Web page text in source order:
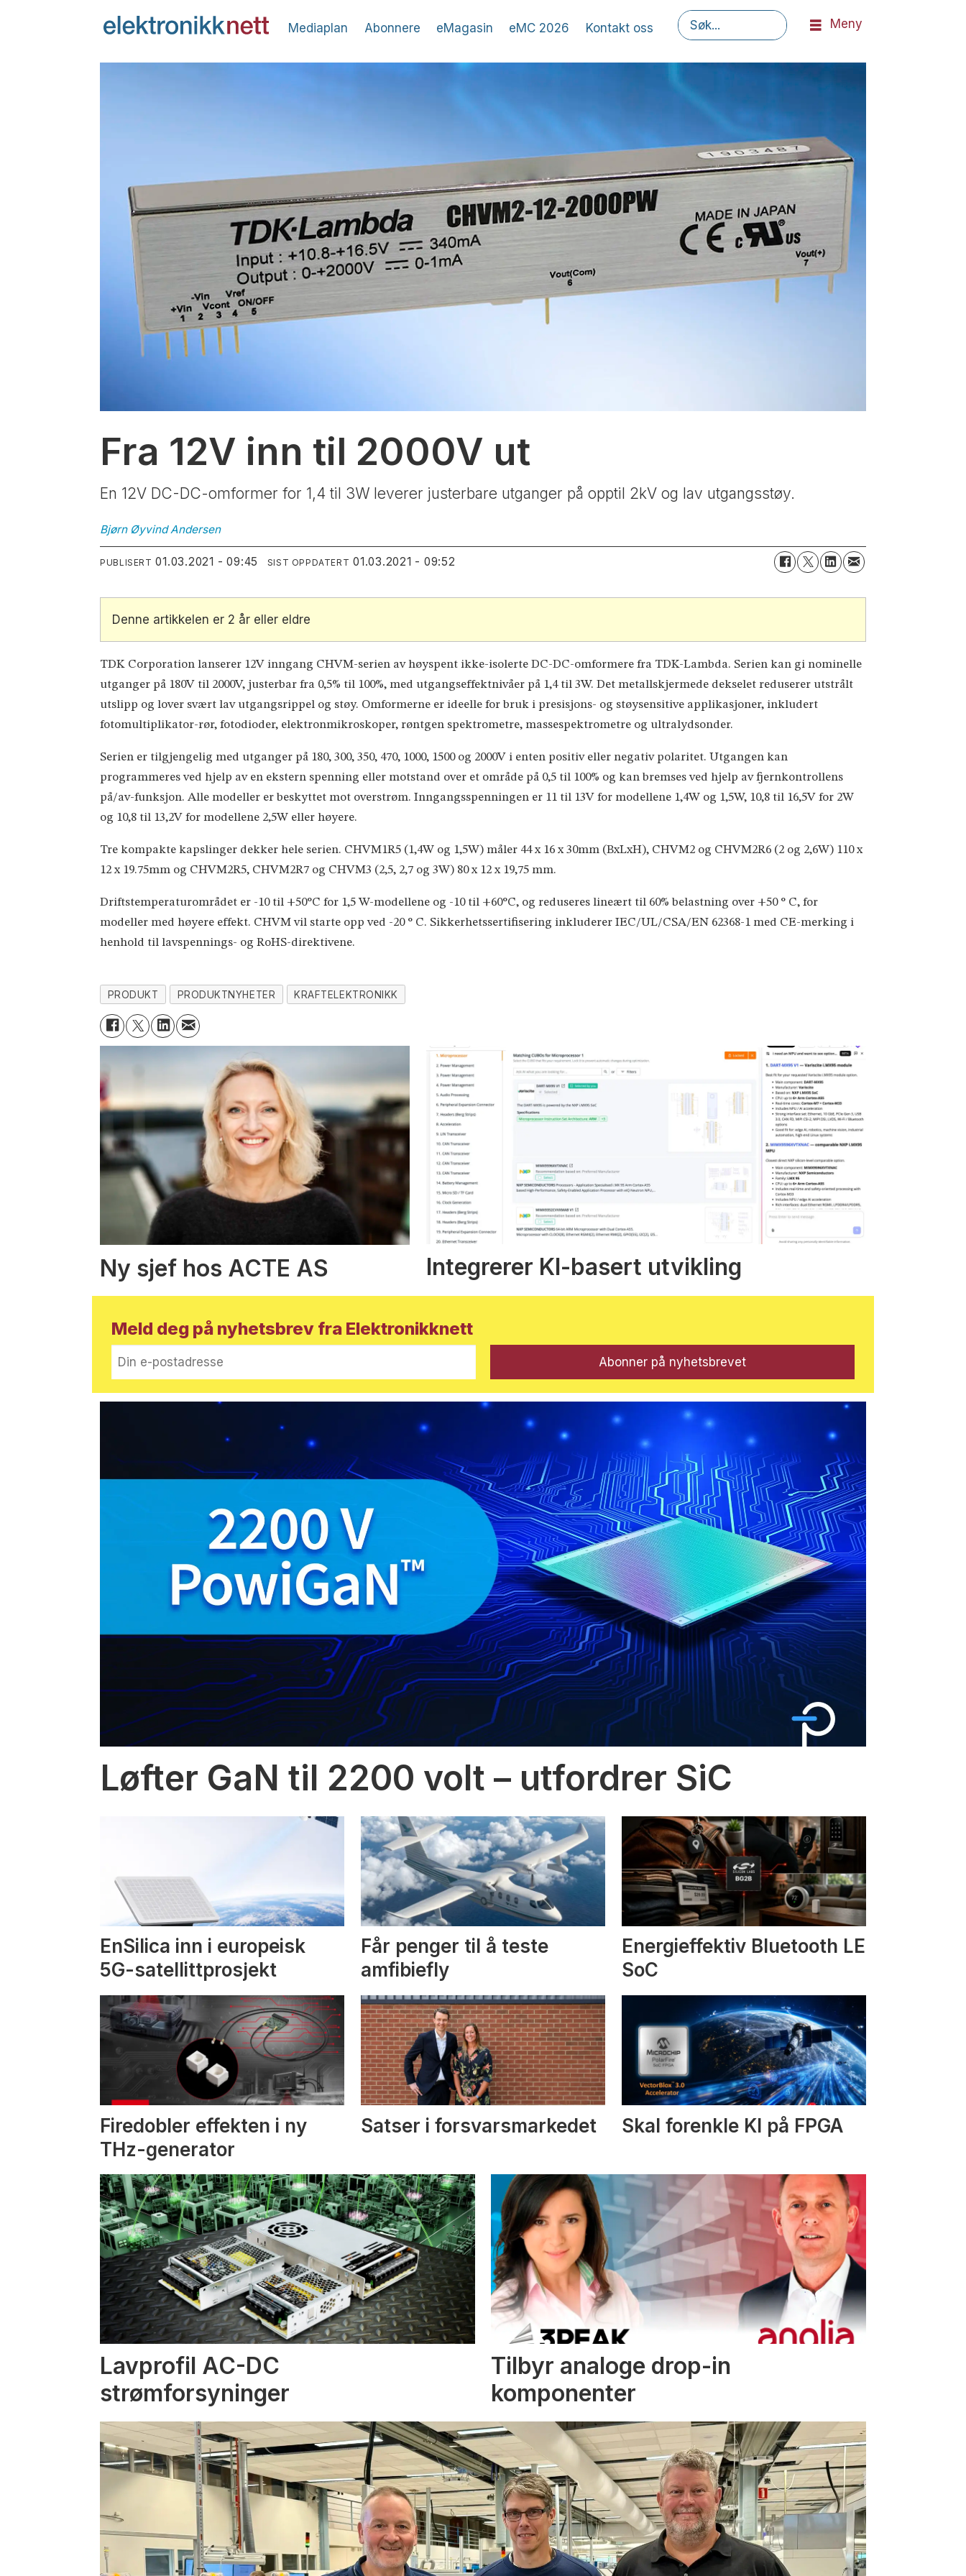
Mediaplan Abonnere eMagasin eMC 2026 Kontakt oss Søk
Meny
Fra 12V inn til 2000V ut
En 12V DC-DC-omformer for 1,4 til 3W leverer justerbare utganger på opptil 2kV og lav utgangsstøy.
Bjørn Øyvind Andersen
PUBLISERT 01.03.2021 - 09:45 SIST OPPDATERT 01.03.2021 - 09:52
Denne artikkelen er 2 år eller eldre
TDK Corporation lanserer 12V inngang CHVM-serien av høyspent ikke-isolerte DC-DC-omformere fra TDK-Lambda. Serien kan gi nominelle
utganger på 180V til 2000V, justerbar fra 0,5% til 100%, med utgangseffektnivåer på 1,4 til 3W. Det metallskjermede dekselet reduserer utstrålt
utslipp og lover svært lav utgangsrippel og støy. Omformerne er ideelle for bruk i presisjons- og støysensitive applikasjoner, inkludert
fotomultiplikator-rør, fotodioder, elektronmikroskoper, røntgen spektrometre, massespektrometre og ultralydsonder.
Serien er tilgjengelig med utganger på 180, 300, 350, 470, 1000, 1500 og 2000V i enten positiv eller negativ polaritet. Utgangen kan
programmeres ved hjelp av en ekstern spenning eller motstand over et område på 0,5 til 100% og kan bremses ved hjelp av fjernkontrollens
på/av-funksjon. Alle modeller er beskyttet mot overstrøm. Inngangsspenningen er 11 til 13V for modellene 1,4W og 1,5W, 10,8 til 16,5V for 2W
og 10,8 til 13,2V for modellene 2,5W eller høyere.
Tre kompakte kapslinger dekker hele serien. CHVM1R5 (1,4W og 1,5W) måler 44 x 16 x 30mm (BxLxH), CHVM2 og CHVM2R6 (2 og 2,6W) 110 x
12 x 19.75mm og CHVM2R5, CHVM2R7 og CHVM3 (2,5, 2,7 og 3W) 80 x 12 x 19,75 mm.
Driftstemperaturområdet er -10 til +50°C for 1,5 W-modellene og -10 til +60°C, og reduseres lineært til 60% belastning over +50 ° C, for
modeller med høyere effekt. CHVM vil starte opp ved -20 ° C. Sikkerhetssertifisering inkluderer IEC/UL/CSA/EN 62368-1 med CE-merking i
henhold til lavspennings- og RoHS-direktivene.
PRODUKT PRODUKTNYHETER KRAFTELEKTRONIKK
Ny sjef hos ACTE AS Integrerer KI-basert utvikling
Meld deg på nyhetsbrev fra Elektronikknett
Løfter GaN til 2200 volt – utfordrer SiC
EnSilica inn i europeisk
5G-satellittprosjekt
Får penger til å teste
amfibiefly
Energieffektiv Bluetooth LE
SoC
Firedobler effekten i ny
THz-generator
Satser i forsvarsmarkedet Skal forenkle KI på FPGA
Lavprofil AC-DC
strømforsyninger
Tilbyr analoge drop-in
komponenter